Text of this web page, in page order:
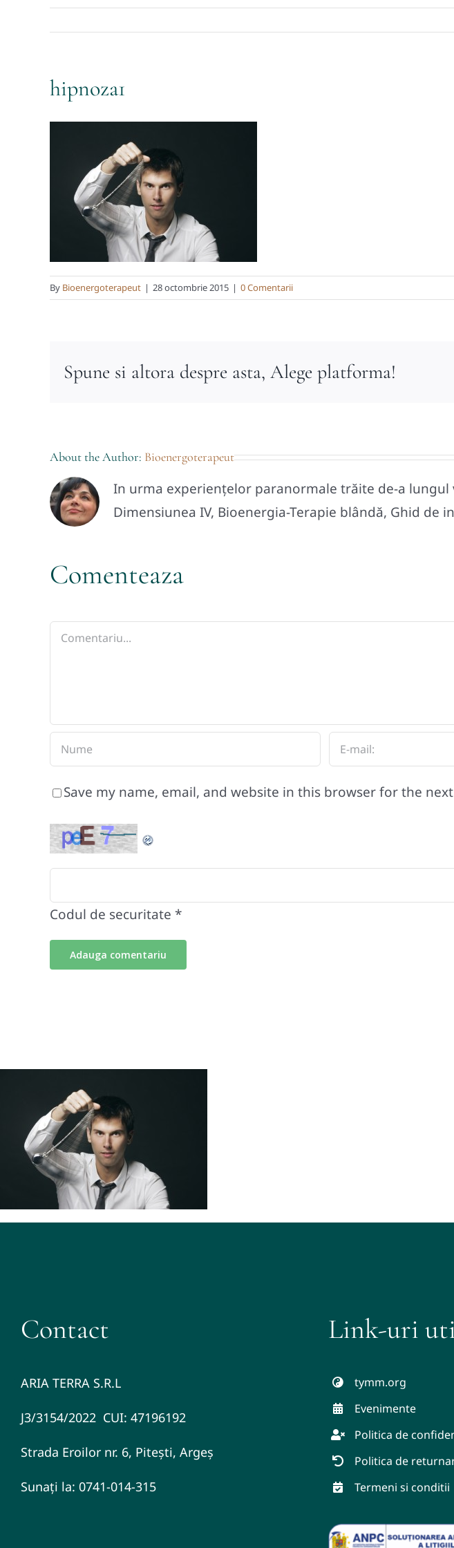
hipnoza1
By Bioenergoterapeut | 28 octombrie 2015 | 0 Comentarii
Spune si altora despre asta, Alege platforma!
About the Author: Bioenergoterapeut
In urma experiențelor paranormale trăite de-a
Dimensiunea IV, Bioenergia-Terapie blândă, Ghid de
Comenteaza
Comment
Save my name, email, and website in this browser for the
Codul de securitate *
Contact
ARIA TERRA S.R.L
J3/3154/2022 CUI: 47196192
Strada Eroilor nr. 6, Pitești, Argeș
Sunați la: 0741-014-315
Link-uri
tymm.org
Evenimente
Politica de
Politica de
Termeni si conditii